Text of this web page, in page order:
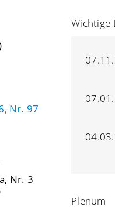
Nr. 97
Nr. 3
Wichtige
Plenum